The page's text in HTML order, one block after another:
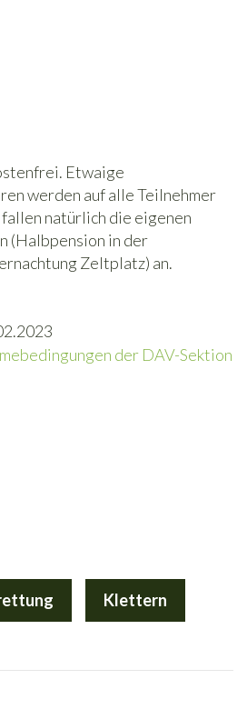
Etwaige
werden auf alle Teilnehmer
natürlich die eigenen
(Halbpension in der
Zeltplatz) an.
der DAV-Sektion
Klettern